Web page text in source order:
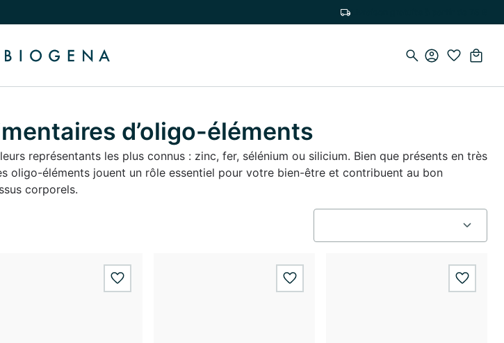
sommes-nous
menu Savoir
d’oligo-éléments
représentants les plus connus : zinc, fer, sélénium ou silicium. Bien que présents en très
oligo-éléments jouent un rôle essentiel pour votre bien-être et contribuent au bon
corporels.
wishlist.add wishlist.add